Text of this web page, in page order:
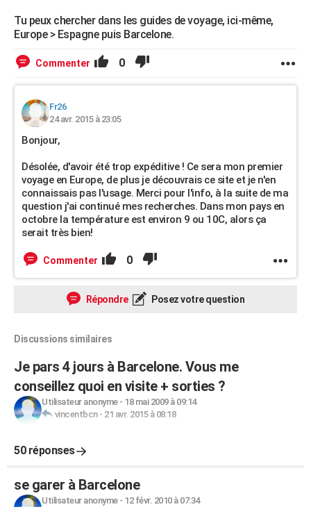
Tu peux chercher dans les guides de voyage, ici-même,
Europe > Espagne puis Barcelone.
Commenter 0
Fr26
24 avr. 2015 à 23:05
Bonjour,
Désolée, d'avoir été trop expéditive ! Ce sera mon premier
voyage en Europe, de plus je découvrais ce site et je n'en
connaissais pas l'usage. Merci pour l'info, à la suite de ma
question j'ai continué mes recherches. Dans mon pays en
octobre la température est environ 9 ou 10C, alors ça
serait très bien!
Commenter 0
Répondre Posez votre question
Discussions similaires
Je pars 4 jours à Barcelone. Vous me
conseillez quoi en visite + sorties ?
Utilisateur anonyme- 18 mai 2009 à 09:14
vincentbcn- 21 avr. 2015 à 08:18
50 réponses
se garer à Barcelone
Utilisateur anonyme- 12 févr. 2010 à 07:34